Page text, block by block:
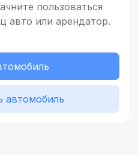
пользоваться
авто или арендатор.
автомобиль